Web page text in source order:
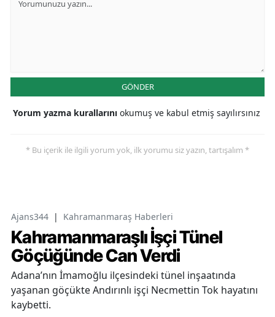
GÖNDER
Yorum yazma kurallarını okumuş ve kabul etmiş sayılırsınız
* Bu içerik ile ilgili yorum yok, ilk yorumu siz yazın, tartışalım *
Ajans344 | Kahramanmaraş Haberleri
Kahramanmaraşlı İşçi Tünel
Göçüğünde Can Verdi
Adana’nın İmamoğlu ilçesindeki tünel inşaatında
yaşanan göçükte Andırınlı işçi Necmettin Tok hayatını
kaybetti.